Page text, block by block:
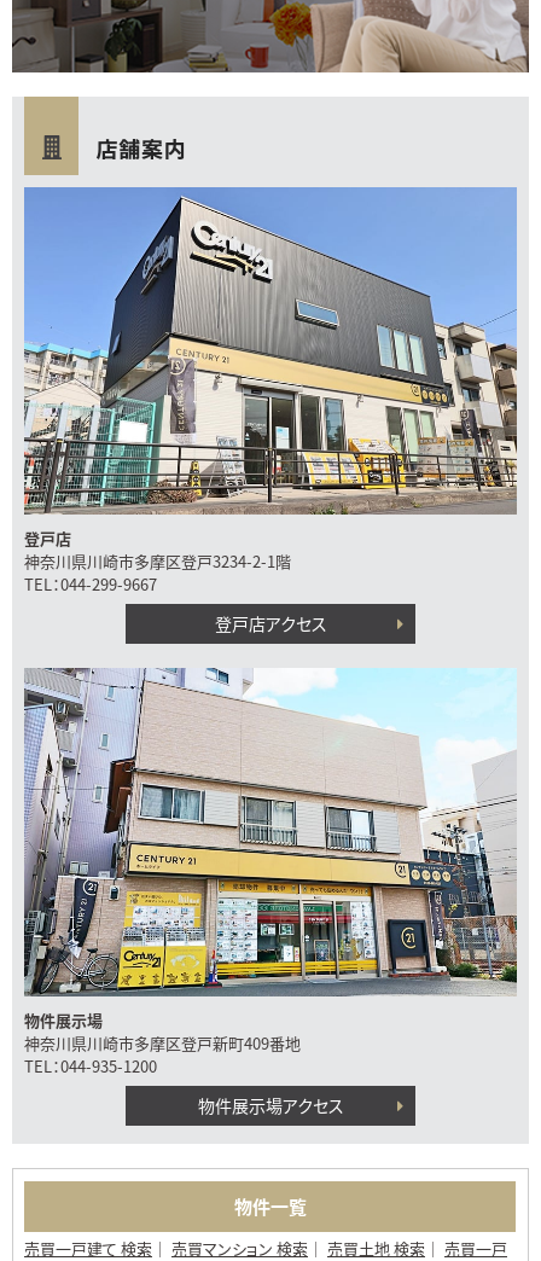
登戸店
神奈川県川崎市多摩区登戸3234-2-1階
TEL：044-299-9667
登戸店アクセス
物件展示場
神奈川県川崎市多摩区登戸新町409番地
TEL：044-935-1200
物件展示場アクセス
物件一覧
売買一戸建て 検索 売買マンション 検索 売買土地 検索
売買一戸